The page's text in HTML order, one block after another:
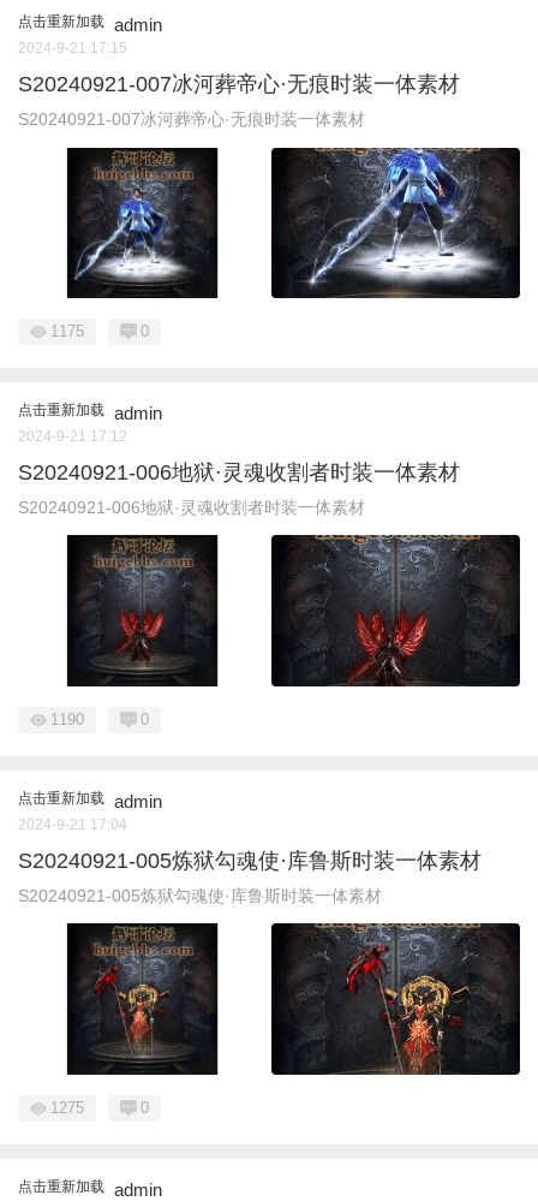
点击重新加载 admin
2024-9-21 17:15
S20240921-007冰河葬帝心·无痕时装一体素材
S20240921-007冰河葬帝心·无痕时装一体素材
1175 0
点击重新加载 admin
2024-9-21 17:12
S20240921-006地狱·灵魂收割者时装一体素材
S20240921-006地狱·灵魂收割者时装一体素材
1190 0
点击重新加载 admin
2024-9-21 17:04
S20240921-005炼狱勾魂使·库鲁斯时装一体素材
S20240921-005炼狱勾魂使·库鲁斯时装一体素材
1275 0
点击重新加载 admin